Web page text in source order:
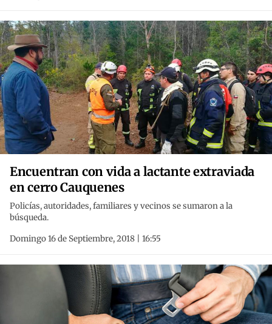
Encuentran con vida a lactante extraviada
en cerro Cauquenes
Policías, autoridades, familiares y vecinos se sumaron a la
búsqueda.
Domingo 16 de Septiembre, 2018 | 16:55